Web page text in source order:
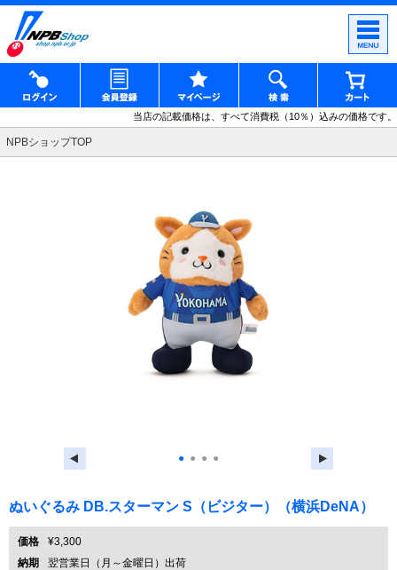
当店の記載価格は、すべて消費税（10％）込みの価格です。
NPBショップTOP
● ● ● ●
ぬいぐるみ DB.スターマン S（ビジター）（横浜DeNA）
価格
¥3,300
納期
翌営業日（月～金曜日）出荷